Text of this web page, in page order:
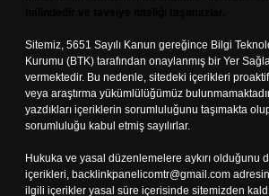
Sitemiz, 5651 Sayılı Kanun gereğince Bilgi
Kurumu (BTK) tarafından onaylanmış bir Yer
vermektedir. Bu nedenle, sitedeki içerikleri
veya araştırma yükümlülüğümüz
yazdıkları içeriklerin sorumluluğunu taşımakta
sorumluluğu kabul etmiş sayılırlar.
Hukuka ve yasal düzenlemelere aykırı olduğunu
içerikleri, backlinkpanelicomtr@gmail.com
ilgili içerikler yasal süre içerisinde sitemizden